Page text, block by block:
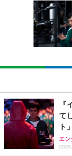
D
Me
￥
Me
【
s11
VD
ン
ー
￥
ン
【
ン
【
外付
2.0
￥
外
2.0
￥
録
て
ト
エン